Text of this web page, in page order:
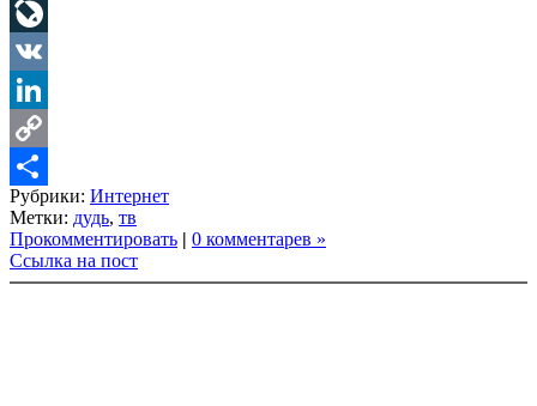
Telegram
LiveJournal
VK
LinkedIn
Copy
Link
Share
Рубрики: Интернет
Метки: дудь, тв
Прокомментировать | 0 комментарев »
Ссылка на пост